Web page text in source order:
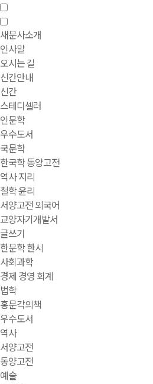
새문사소개
인사말
오시는 길
신간안내
신간
스테디셀러
인문학
우수도서
국문학
한국학 동양고전
역사 지리
철학 윤리
서양고전 외국어
교양자기개발서
글쓰기
한문학 한시
사회과학
경제 경영 회계
법학
홍문각의책
우수도서
역사
서양고전
동양고전
예술